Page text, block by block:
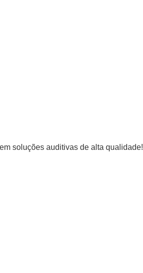
soluções auditivas de alta qualidade!